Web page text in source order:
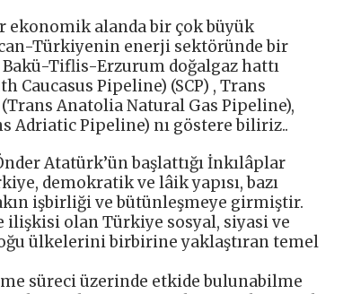
ekonomik alanda bir çok büyük
Türkiyenin enerji sektöründe bir
Tiflis-Erzurum doğalgaz hattı
Caucasus Pipeline) (SCP) , Trans
Anatolia Natural Gas Pipeline),
Adriatic Pipeline) nı göstere biliriz..
Atatürk’ün başlattığı İnkılâplar
demokratik ve lâik yapısı, bazı
işbirliği ve bütünleşmeye girmiştir.
ilişkisi olan Türkiye sosyal, siyasi ve
ülkelerini birbirine yaklaştıran temel
süreci üzerinde etkide bulunabilme